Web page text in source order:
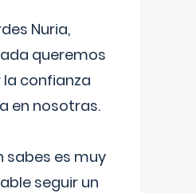
Nuria,
queremos
confianza
en nosotras.
sabes es muy
seguir un